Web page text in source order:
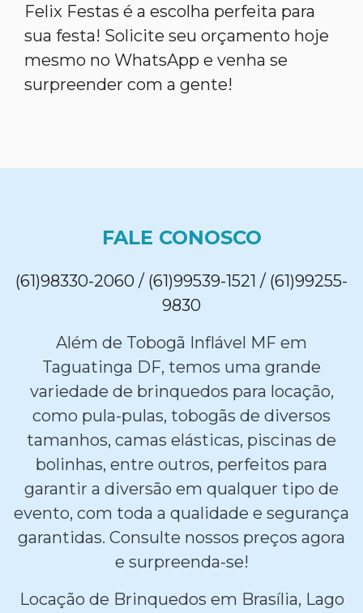
Felix Festas é a escolha perfeita para
sua festa! Solicite seu orçamento hoje
mesmo no WhatsApp e venha se
surpreender com a gente!
FALE CONOSCO
(61)98330-2060 / (61)99539-1521 / (61)99255-
9830
Além de Tobogã Inflável MF em
Taguatinga DF, temos uma grande
variedade de brinquedos para locação,
como pula-pulas, tobogãs de diversos
tamanhos, camas elásticas, piscinas de
bolinhas, entre outros, perfeitos para
garantir a diversão em qualquer tipo de
evento, com toda a qualidade e segurança
garantidas. Consulte nossos preços agora
e surpreenda-se!
Locação de Brinquedos em Brasília, Lago